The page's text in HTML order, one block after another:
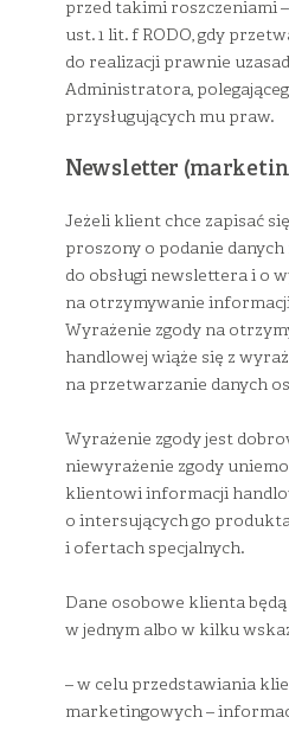
przed takimi roszczeniami
ust. 1 lit. f RODO, gdy
do realizacji prawnie
Administratora,
przysługujących mu praw.
Newsletter
Jeżeli klient chce zapisać
proszony o podanie danych
do obsługi newslettera i o
na otrzymywanie
Wyrażenie zgody na
handlowej wiąże się z
na przetwarzanie danych
Wyrażenie zgody jest
niewyrażenie zgody
klientowi informacji
o intersujących go
i ofertach specjalnych.
Dane osobowe klienta
w jednym albo w kilku
– w celu przedstawiania
marketingowych –